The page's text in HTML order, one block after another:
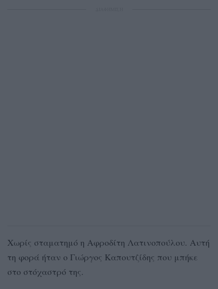
Χωρίς σταματημό η Αφροδίτη Λατινοπούλου. Αυτή
τη φορά ήταν ο Γιώργος Καπουτζίδης που μπήκε
στο στόχαστρό της.